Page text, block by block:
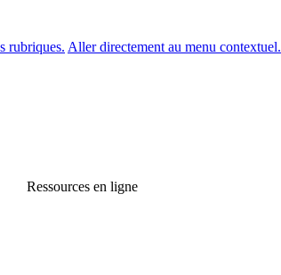
rubriques. Aller directement au menu contextuel.
Ressources en ligne